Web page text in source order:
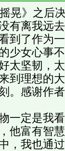
晃》之后
有离我远
到了作为
少女心事
太坚韧，
到理想的
。感谢作
一定是我
他富有智
，我也通